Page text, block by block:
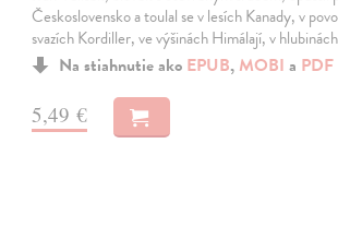
Československo a toulal se v lesích Kanady, v
svazích Kordiller, ve výšinách Himálají, v
Na stiahnutie ako EPUB, MOBI a PDF
5,49 €